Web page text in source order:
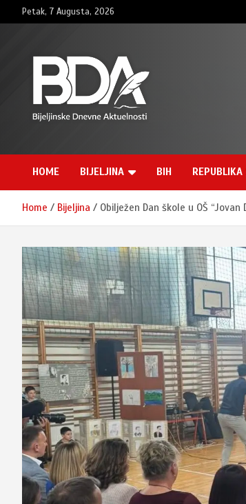
to
Petak, 7 Augusta, 2026
BNDAN.com
HOME BIJELJINA BIH
Home Bijeljina Obilježen Dan škole u OŠ